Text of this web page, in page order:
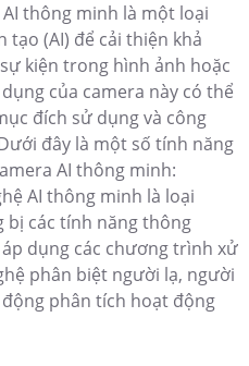
thông minh là một loại
(AI) để cải thiện khả
kiện trong hình ảnh hoặc
của camera này có thể
đích sử dụng và công
đây là một số tính năng
AI thông minh:
AI thông minh là loại
bị các tính năng thông
dụng các chương trình xử
phân biệt người lạ, người
phân tích hoạt động